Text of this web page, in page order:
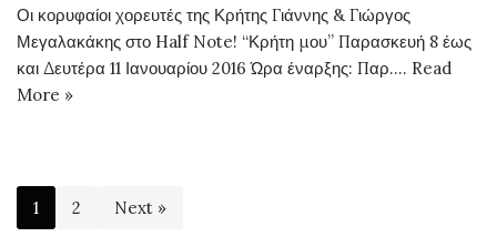
Οι κορυφαίοι χορευτές της Κρήτης Γιάννης & Γιώργος
Μεγαλακάκης στο Half Note! “Κρήτη μου” Παρασκευή 8 έως
και Δευτέρα 11 Ιανουαρίου 2016 Ώρα έναρξης: Παρ.… Read
More »
1 2 Next »